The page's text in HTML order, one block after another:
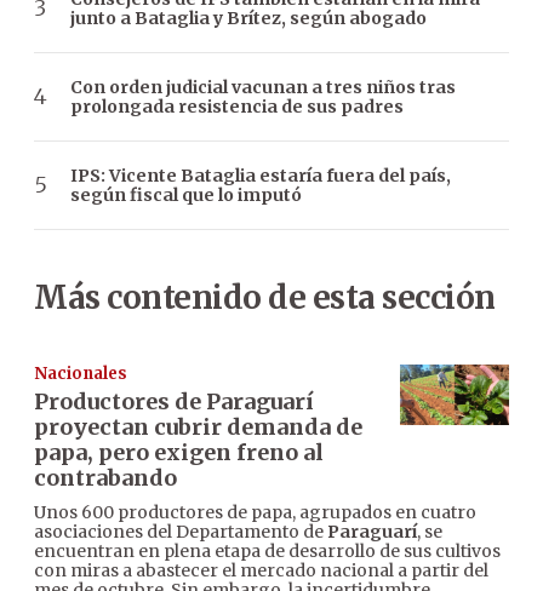
junto a Bataglia y Brítez, según abogado
Con orden judicial vacunan a tres niños tras
prolongada resistencia de sus padres
IPS: Vicente Bataglia estaría fuera del país,
según fiscal que lo imputó
Más contenido de esta sección
Nacionales
Productores de Paraguarí
proyectan cubrir demanda de
papa, pero exigen freno al
contrabando
Unos 600 productores de papa, agrupados en cuatro
asociaciones del Departamento de Paraguarí, se
encuentran en plena etapa de desarrollo de sus cultivos
con miras a abastecer el mercado nacional a partir del